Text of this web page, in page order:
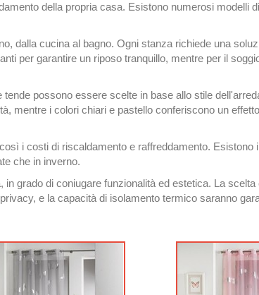
della propria casa. Esistono numerosi modelli
dalla cucina al bagno. Ogni stanza richiede una
per garantire un riposo tranquillo, mentre per il
possono essere scelte in base allo stile
mentre i colori chiari e pastello conferiscono un
i costi di riscaldamento e raffreddamento. Esistono
che in inverno.
grado di coniugare funzionalità ed estetica. La
e la capacità di isolamento termico saranno